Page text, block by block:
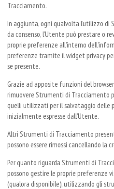
Tracciamento.
In aggiunta, ogni qualvolta l’utilizzo
da consenso, l’Utente può prestare o
proprie preferenze all’interno
preferenze tramite il widget privacy
se presente.
Grazie ad apposite funzioni del
rimuovere Strumenti di Tracciamento
quelli utilizzati per il salvataggio delle
inizialmente espresse dall’Utente.
Altri Strumenti di Tracciamento
possono essere rimossi cancellando la
Per quanto riguarda Strumenti di
possono gestire le proprie preferenze
(qualora disponibile), utilizzando gli